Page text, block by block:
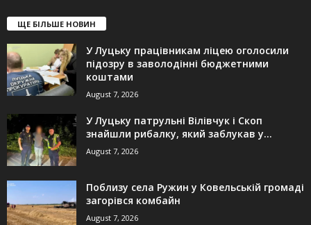
ЩЕ БІЛЬШЕ НОВИН
У Луцьку працівникам ліцею оголосили
підозру в заволодінні бюджетними
коштами
August 7, 2026
У Луцьку патрульні Вілівчук і Скоп
знайшли рибалку, який заблукав у...
August 7, 2026
Поблизу села Ружин у Ковельській громаді
загорівся комбайн
August 7, 2026